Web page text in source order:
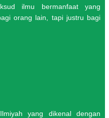
ilmu bermanfaat yang
orang lain, tapi justru bagi
yang dikenal dengan